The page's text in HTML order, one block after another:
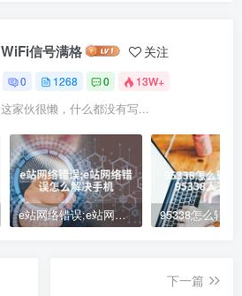
WiFi信号满格 关注
0 1268 0 13W+
这家伙很懒，什么都没有写...
e站网络错误;e站网络错误怎么解决手机
下一篇